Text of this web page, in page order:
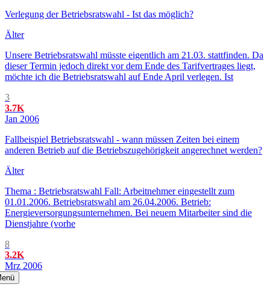
Verlegung der Betriebsratswahl - Ist das möglich?
Älter
Unsere Betriebsratswahl müsste eigentlich am 21.03. stattfinden. Da
dieser Termin jedoch direkt vor dem Ende des Tarifvertrages liegt,
möchte ich die Betriebsratswahl auf Ende April verlegen. Ist
3
3.7K
Jan 2006
Fallbeispiel Betriebsratswahl - wann müssen Zeiten bei einem
anderen Betrieb auf die Betriebszugehörigkeit angerechnet werden?
Älter
Thema : Betriebsratswahl Fall: Arbeitnehmer eingestellt zum
01.01.2006. Betriebsratswahl am 26.04.2006. Betrieb:
Energieversorgungsunternehmen. Bei neuem Mitarbeiter sind die
Dienstjahre (vorhe
8
3.2K
Mrz 2006